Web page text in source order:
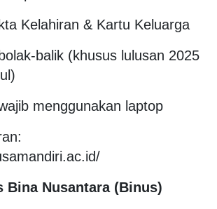
Kelahiran & Kartu Keluarga
balik (khusus lulusan 2025
menggunakan laptop
Bina Nusantara (Binus)